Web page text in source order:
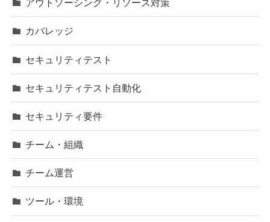
アウトソーシング・リソース対策
カバレッジ
セキュリティテスト
セキュリティテスト自動化
セキュリティ要件
チーム・組織
チーム運営
ツール・環境